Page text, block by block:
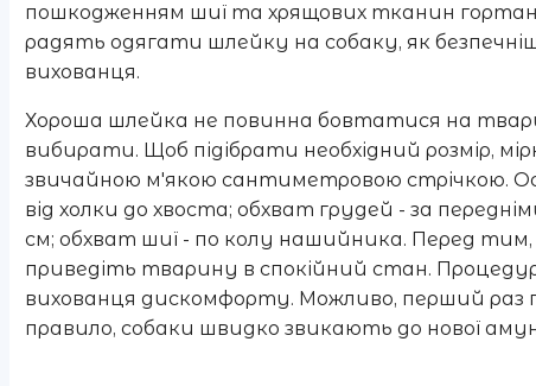
пошкодженням шиї та хрящових тканин
радять одягати шлейку на собаку, як
вихованця.
Хороша шлейка не повинна бовтатися на
вибирати. Щоб підібрати необхідний розмір,
звичайною м'якою сантиметровою стрічкою.
від холки до хвоста; обхват грудей - за
см; обхват шиї - по колу нашийника. Перед тим,
приведіть тварину в спокійний стан.
вихованця дискомфорту. Можливо, перший раз
правило, собаки швидко звикають до нової